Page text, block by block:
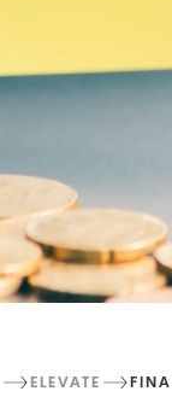
ELEVATE